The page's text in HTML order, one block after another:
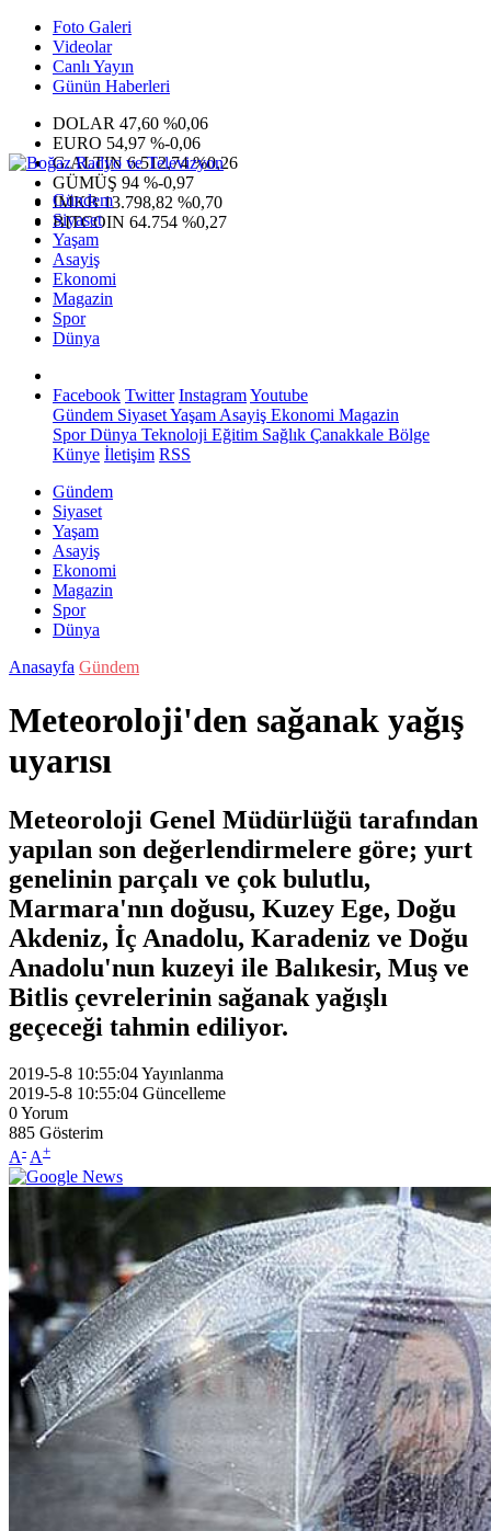
Foto Galeri
Videolar
Canlı Yayın
Günün Haberleri
DOLAR 47,60 %0,06
EURO 54,97 %-0,06
G.ALTIN6.512,74 %0,26
GÜMÜŞ 94 %-0,97
IMKB13.798,82 %0,70
BITCOIN 64.754 %0,27
Gündem
Siyaset
Yaşam
Asayiş
Ekonomi
Magazin
Spor
Dünya
Facebook Twitter InstagramYoutube
Gündem SiyasetYaşam Asayiş Ekonomi Magazin
SporDünya Teknoloji Eğitim Sağlık Çanakkale Bölge
Künye İletişim RSS
Gündem
Siyaset
Yaşam
Asayiş
Ekonomi
Magazin
Spor
Dünya
Anasayfa Gündem
Meteoroloji'den sağanak yağış
uyarısı
Meteoroloji Genel Müdürlüğü tarafından
yapılan son değerlendirmelere göre; yurt
genelinin parçalı ve çok bulutlu,
Marmara'nın doğusu, Kuzey Ege, Doğu
Akdeniz, İç Anadolu, Karadeniz ve Doğu
Anadolu'nun kuzeyi ile Balıkesir, Muş ve
Bitlis çevrelerinin sağanak yağışlı
geçeceği tahmin ediliyor.
2019-5-8 10:55:04Yayınlanma
2019-5-8 10:55:04 Güncelleme
0Yorum
885 Gösterim
A- A+